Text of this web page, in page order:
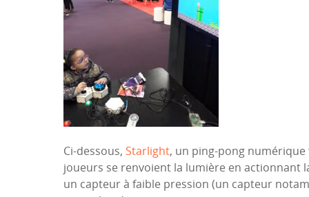
Ci-dessous, Starlight, un ping-pong numérique
joueurs se renvoient la lumière en actionnant
un capteur à faible pression (un capteur